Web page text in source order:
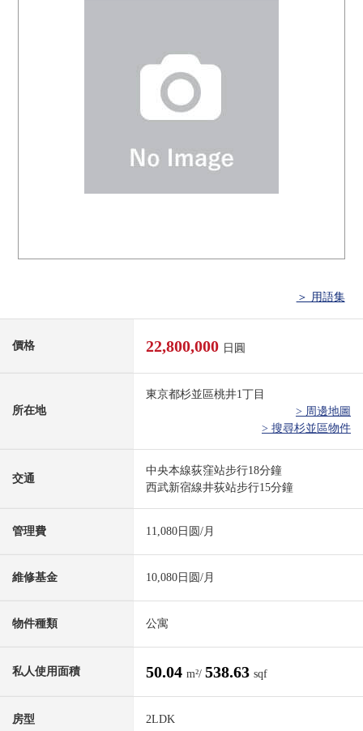
＞ 用語集
價格 22,800,000 日圓
所在地
東京都杉並區桃井1丁目
> 周邊地圖
> 搜尋杉並區物件
交通
中央本線荻窪站步行18分鐘
西武新宿線井荻站步行15分鐘
管理費 11,080日圆/月
維修基金 10,080日圆/月
物件種類 公寓
私人使用面積 50.04 m²/ 538.63 sqf
房型 2LDK